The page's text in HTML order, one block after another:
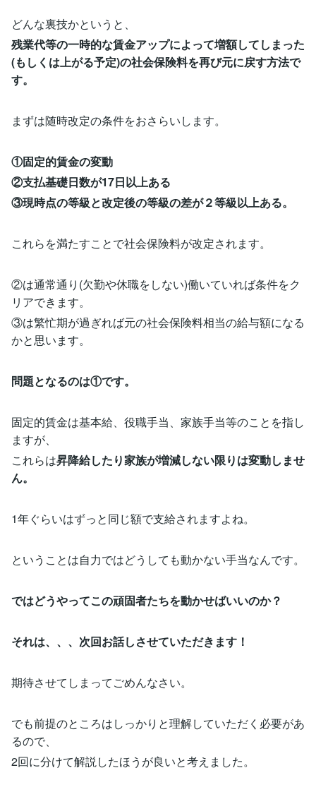
どんな裏技かというと、
残業代等の一時的な賃金アップによって増額してしまった
(もしくは上がる予定)の社会保険料を再び元に戻す方法で
す。
まずは随時改定の条件をおさらいします。
①固定的賃金の変動
②支払基礎日数が17日以上ある
③現時点の等級と改定後の等級の差が２等級以上ある。
これらを満たすことで社会保険料が改定されます。
②は通常通り(欠勤や休職をしない)働いていれば条件をク
リアできます。
③は繁忙期が過ぎれば元の社会保険料相当の給与額になる
かと思います。
問題となるのは①です。
固定的賃金は基本給、役職手当、家族手当等のことを指し
ますが、
これらは昇降給したり家族が増減しない限りは変動しませ
ん。
1年ぐらいはずっと同じ額で支給されますよね。
ということは自力ではどうしても動かない手当なんです。
ではどうやってこの頑固者たちを動かせばいいのか？
それは、、、次回お話しさせていただきます！
期待させてしまってごめんなさい。
でも前提のところはしっかりと理解していただく必要があ
るので、
2回に分けて解説したほうが良いと考えました。